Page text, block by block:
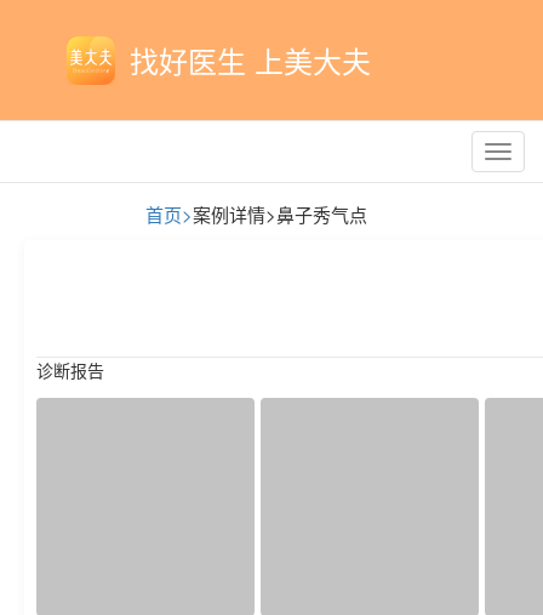
找好医生 上美大夫
首页>案例详情>鼻子秀气点
诊断报告